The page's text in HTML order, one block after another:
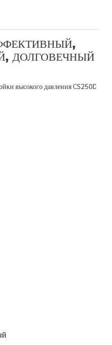
ДОЛГОВЕЧНЫЙ